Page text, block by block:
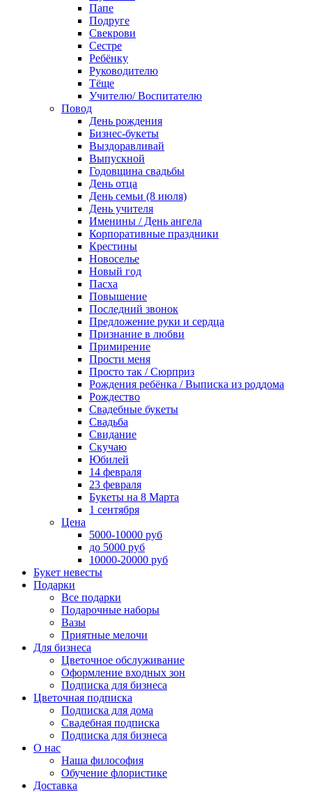
Папе
Подруге
Свекрови
Сестре
Ребёнку
Руководителю
Тёще
Учителю/ Воспитателю
Повод
День рождения
Бизнес-букеты
Выздоравливай
Выпускной
Годовщина свадьбы
День отца
День семьи (8 июля)
День учителя
Именины / День ангела
Корпоративные праздники
Крестины
Новоселье
Новый год
Пасха
Повышение
Последний звонок
Предложение руки и сердца
Признание в любви
Примирение
Прости меня
Просто так / Сюрприз
Рождения ребёнка / Выписка из роддома
Рождество
Свадебные букеты
Свадьба
Свидание
Скучаю
Юбилей
14 февраля
23 февраля
Букеты на 8 Марта
1 сентября
Цена
5000-10000 руб
до 5000 руб
10000-20000 руб
Букет невесты
Подарки
Все подарки
Подарочные наборы
Вазы
Приятные мелочи
Для бизнеса
Цветочное обслуживание
Оформление входных зон
Подписка для бизнеса
Цветочная подписка
Подписка для дома
Свадебная подписка
Подписка для бизнеса
О нас
Наша философия
Обучение флористике
Доставка